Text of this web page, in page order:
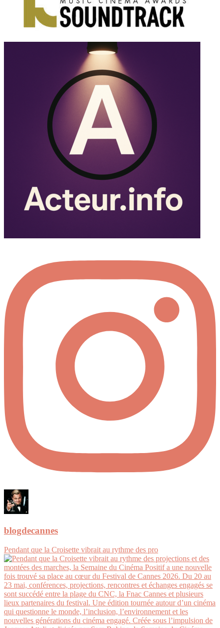
blogdecannes
Pendant que la Croisette vibrait au rythme des pro